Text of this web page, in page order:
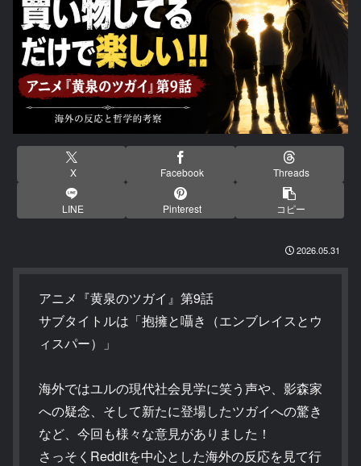
X Facebook Threads
LINE Pinterest コピー
2026.05.31
アニメ『黄泉のツガイ』第9話
サブタイトルは「抱擁と囁き（エンブレイスとウ
ィスパー）」
海外ではユルの現代社会見学に笑う声や、影森家
への疑念、そして新たに登場したツガイへの驚き
など、今回も様々な意見がありました！
さっそくRedditを中心とした海外の反応を見て行